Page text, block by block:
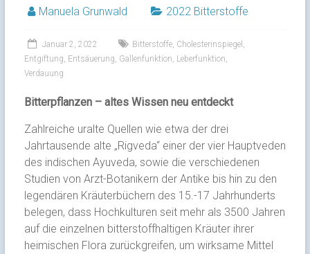
Manuela Grunwald 2022 Bitterstoffe
Januar 2, 2022 Bitterstoffe, Cholesterinspiegel
Entgiftung Entsäuerung Gallenfunktion Leberfunktion
Verdauung
Bitterpflanzen – altes Wissen neu entdeckt
Zahlreiche uralte Quellen wie etwa der drei
Jahrtausende alte „Rigveda“ einer der vier Hauptveden
des indischen Ayuveda, sowie die verschiedenen
Studien von Arzt-Botanikern der Antike bis hin zu den
legendären Kräuterbüchern des 15.-17 Jahrhunderts
belegen, dass Hochkulturen seit mehr als 3500 Jahren
auf die einzelnen bitterstoffhaltigen Kräuter ihrer
heimischen Flora zurückgreifen, um wirksame Mittel